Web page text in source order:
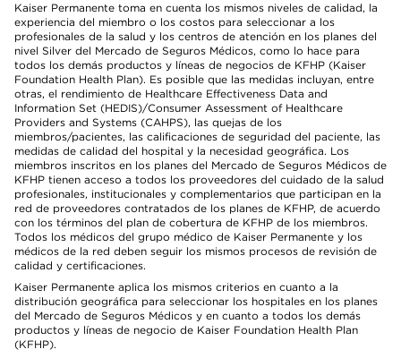
Kaiser Permanente toma en cuenta los mismos niveles de calidad, la
experiencia del miembro o los costos para seleccionar a los
profesionales de la salud y los centros de atención en los planes del
nivel Silver del Mercado de Seguros Médicos, como lo hace para
todos los demás productos y líneas de negocios de KFHP (Kaiser
Foundation Health Plan). Es posible que las medidas incluyan, entre
otras, el rendimiento de Healthcare Effectiveness Data and
Information Set (HEDIS)/Consumer Assessment of Healthcare
Providers and Systems (CAHPS), las quejas de los
miembros/pacientes, las calificaciones de seguridad del paciente, las
medidas de calidad del hospital y la necesidad geográfica. Los
miembros inscritos en los planes del Mercado de Seguros Médicos de
KFHP tienen acceso a todos los proveedores del cuidado de la salud
profesionales, institucionales y complementarios que participan en la
red de proveedores contratados de los planes de KFHP, de acuerdo
con los términos del plan de cobertura de KFHP de los miembros.
Todos los médicos del grupo médico de Kaiser Permanente y los
médicos de la red deben seguir los mismos procesos de revisión de
calidad y certificaciones.
Kaiser Permanente aplica los mismos criterios en cuanto a la
distribución geográfica para seleccionar los hospitales en los planes
del Mercado de Seguros Médicos y en cuanto a todos los demás
productos y líneas de negocio de Kaiser Foundation Health Plan
(KFHP).